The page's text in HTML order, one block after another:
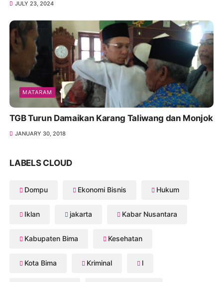
JULY 23, 2024
MATARAM
TGB Turun Damaikan Karang Taliwang dan Monjok
JANUARY 30, 2018
LABELS CLOUD
Dompu Ekonomi Bisnis Hukum
Iklan jakarta Kabar Nusantara
Kabupaten Bima Kesehatan
Kota Bima Kriminal l